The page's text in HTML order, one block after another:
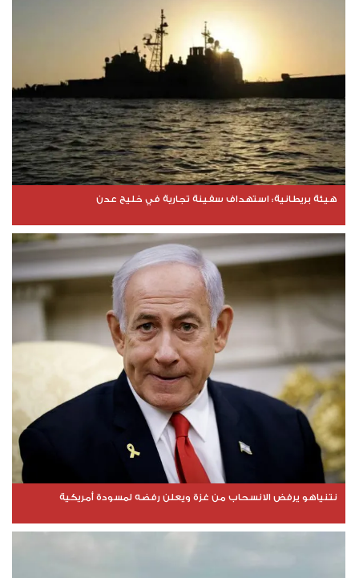
هيئة بريطانية: استهداف سفينة تجارية في خليج عدن
نتنياهو يرفض الانسحاب من غزة ويعلن رفضه لمسودة أمريكية